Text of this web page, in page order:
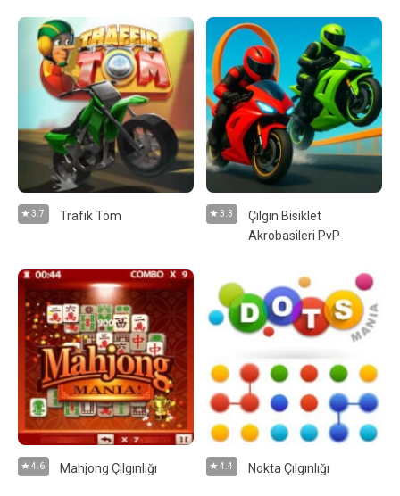
3.7 Trafik Tom 3.3
Çılgın Bisiklet
Akrobasileri PvP
4.6 Mahjong Çılgınlığı 4.4 Nokta Çılgınlığı